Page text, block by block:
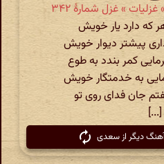
» غزل شمارهٔ ۳۴۲
هر که دارد یار خویش
پیشتر دیوار خویش
کمر بندد به طوع
به خدمتگار خویش
جان فدای روی تو
[...]